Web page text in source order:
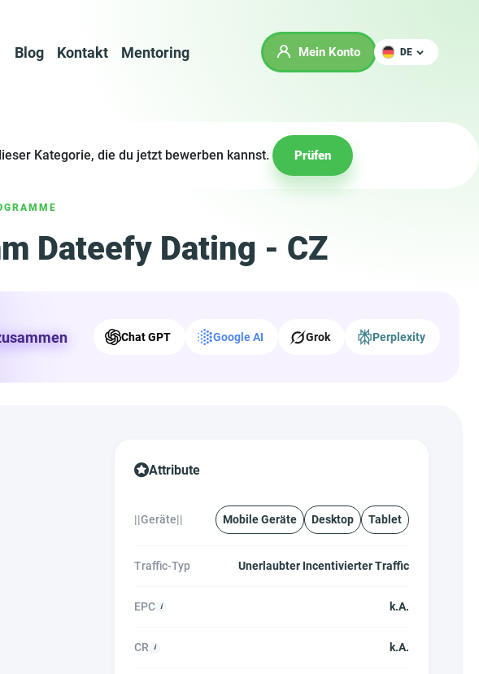
Blog Kontakt Mentoring Mein Konto DE
Kategorie, die du jetzt bewerben kannst. Prüfen
Dateefy Dating - CZ
Chat GPT Google AI Grok Perplexity
Attribute
||Geräte|| Mobile Geräte Desktop Tablet
Traffic-Typ Unerlaubter Incentivierter Traffic
EPC k.A.
CR k.A.